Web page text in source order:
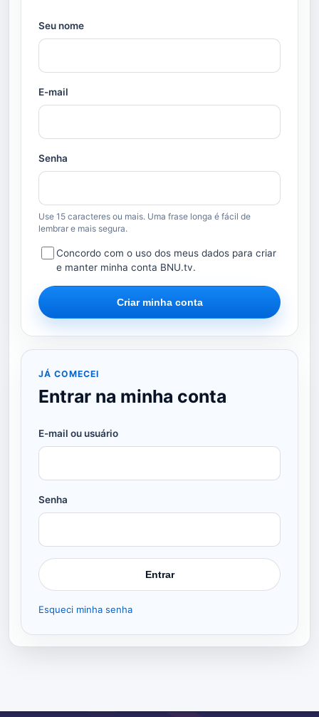
Seu nome
E-mail
Senha
Use 15 caracteres ou mais. Uma frase longa é fácil de
lembrar e mais segura.
Concordo com o uso dos meus dados para criar
e manter minha conta BNU.tv.
Criar minha conta
JÁ COMECEI
Entrar na minha conta
E-mail ou usuário
Senha
Entrar
Esqueci minha senha